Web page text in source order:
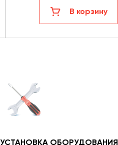
В корзину
УСТАНОВКА ОБОРУДОВАНИЯ